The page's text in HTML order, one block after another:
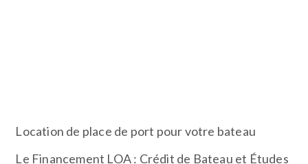
Location de place de port pour votre bateau
Le Financement LOA : Crédit de Bateau et Études